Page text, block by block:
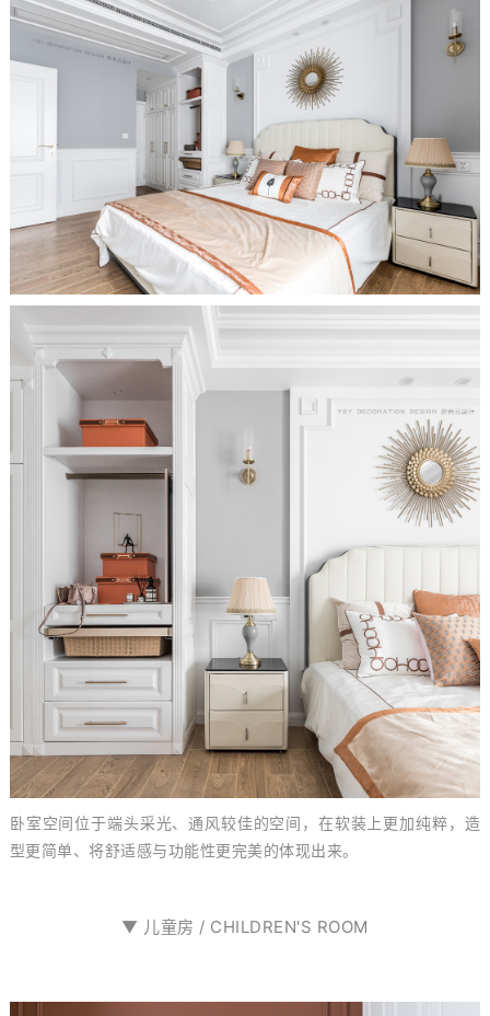
卧室空间位于端头采光、通风较佳的空间，在软装上更加纯粹，造
型更简单、将舒适感与功能性更完美的体现出来。
▼ 儿童房 / CHILDREN'S ROOM